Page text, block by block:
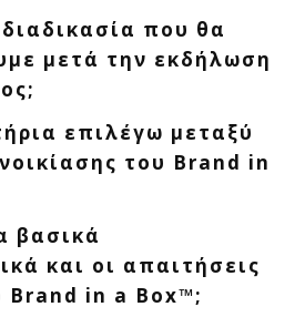
που θα
μετά την εκδήλωση
επιλέγω μεταξύ
του Brand in
βασικά
και οι απαιτήσεις
Brand in a Box™;